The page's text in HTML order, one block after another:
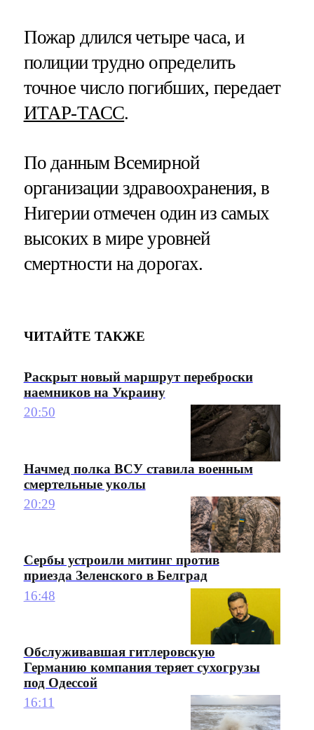
Пожар длился четыре часа, и
полиции трудно определить
точное число погибших, передает
ИТАР-ТАСС.
По данным Всемирной
организации здравоохранения, в
Нигерии отмечен один из самых
высоких в мире уровней
смертности на дорогах.
ЧИТАЙТЕ ТАКЖЕ
Раскрыт новый маршрут переброски
наемников на Украину
20:50
Начмед полка ВСУ ставила военным
смертельные уколы
20:29
Сербы устроили митинг против
приезда Зеленского в Белград
16:48
Обслуживавшая гитлеровскую
Германию компания теряет сухогрузы
под Одессой
16:11